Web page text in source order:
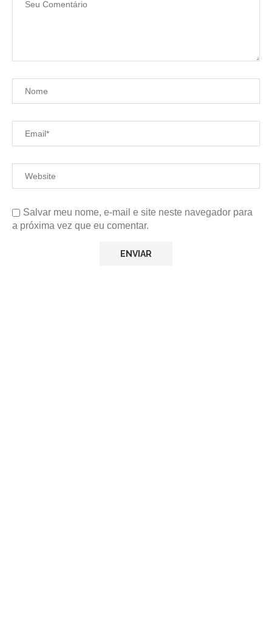
Salvar meu nome, e-mail e site neste navegador para
a próxima vez que eu comentar.